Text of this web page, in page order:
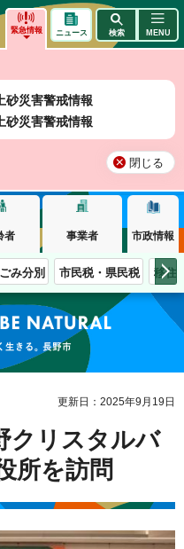
緊急情報
砂災害警戒情報
砂災害警戒情報
閉じる
ニュース 検索 MENU
者 事業者 市政情報
ごみ分別 市民税・県民税 移住
生きる。長野市
更新日：2025年9月19日
クリスタルバ
所を訪問